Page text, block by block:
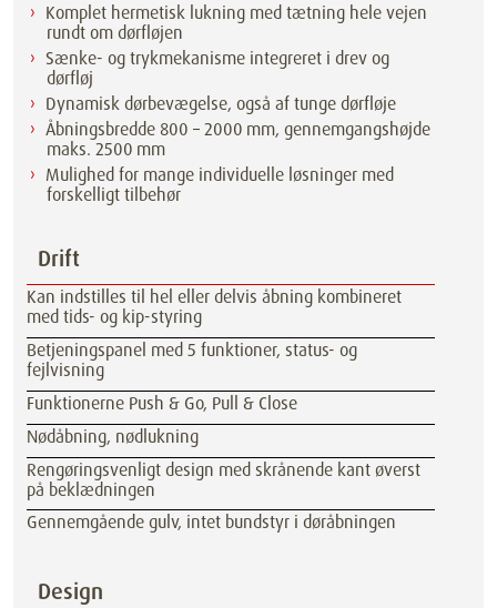
Komplet hermetisk lukning med tætning hele vejen
rundt om dørfløjen
Sænke- og trykmekanisme integreret i drev og
dørfløj
Dynamisk dørbevægelse, også af tunge dørfløje
Åbningsbredde 800 – 2000 mm, gennemgangshøjde
maks. 2500 mm
Mulighed for mange individuelle løsninger med
forskelligt tilbehør
Drift
Kan indstilles til hel eller delvis åbning kombineret
med tids- og kip-styring
Betjeningspanel med 5 funktioner, status- og
fejlvisning
Funktionerne Push & Go, Pull & Close
Nødåbning, nødlukning
Rengøringsvenligt design med skrånende kant øverst
på beklædningen
Gennemgående gulv, intet bundstyr i døråbningen
Design